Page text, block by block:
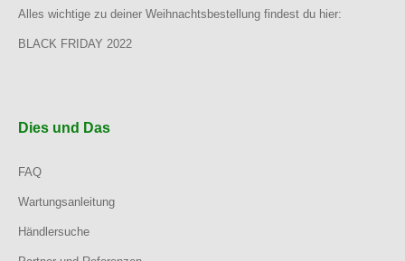
Alles wichtige zu deiner Weihnachtsbestellung findest du hier:
BLACK FRIDAY 2022
Dies und Das
FAQ
Wartungsanleitung
Händlersuche